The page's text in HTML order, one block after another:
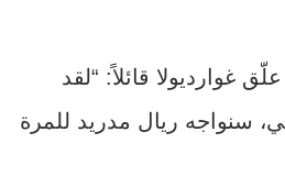
غوارديولا قائلاً: “لقد
سنواجه ريال مدريد للمرة